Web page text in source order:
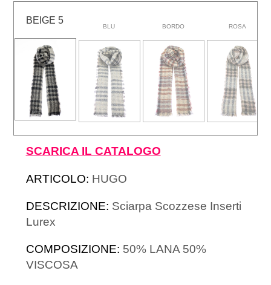
SCARICA IL CATALOGO
ARTICOLO: HUGO
DESCRIZIONE: Sciarpa Scozzese Inserti
Lurex
COMPOSIZIONE: 50% LANA 50%
VISCOSA
BEIGE 5
BLU BORDO ROSA